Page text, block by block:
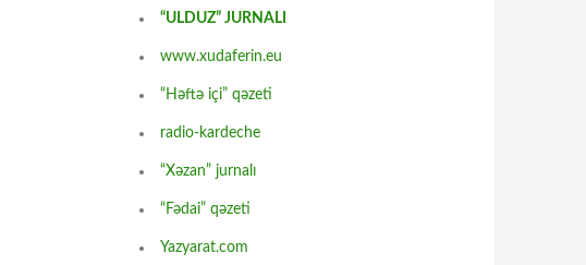
“ULDUZ” JURNALI
www.xudaferin.eu
“Həftə içi” qəzeti
radio-kardeche
“Xəzan” jurnalı
“Fədai” qəzeti
Yazyarat.com